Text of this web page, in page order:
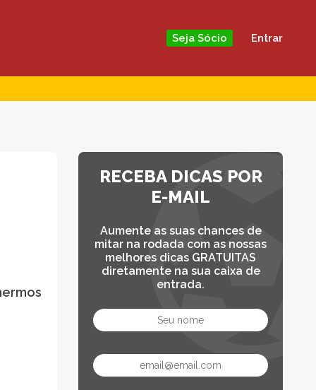
Seja Sócio Entrar
RECEBA DICAS POR
E-MAIL
Aumente as suas chances de
mitar na rodada com as nossas
melhores dicas GRATUITAS
diretamente na sua caixa de
entrada.